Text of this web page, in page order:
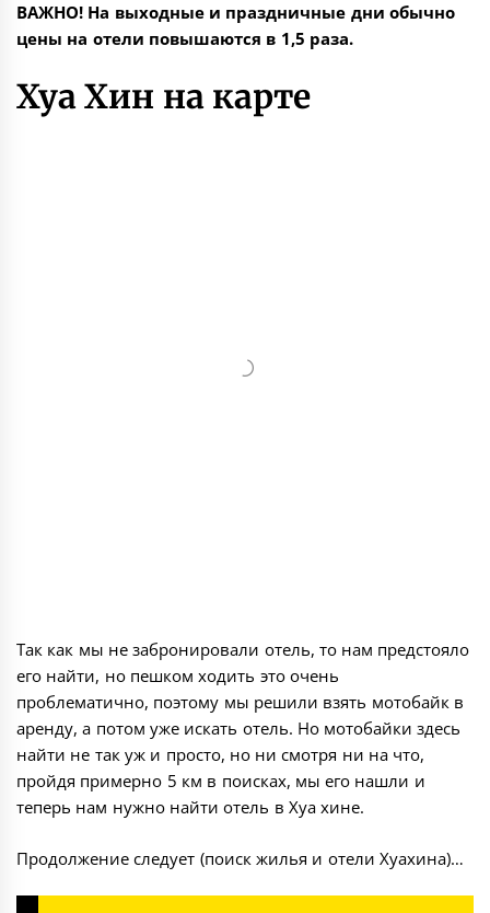
ВАЖНО! На выходные и праздничные дни обычно
цены на отели повышаются в 1,5 раза.
Хуа Хин на карте
Так как мы не забронировали отель, то нам предстояло
его найти, но пешком ходить это очень
проблематично, поэтому мы решили взять мотобайк в
аренду, а потом уже искать отель. Но мотобайки здесь
найти не так уж и просто, но ни смотря ни на что,
пройдя примерно 5 км в поисках, мы его нашли и
теперь нам нужно найти отель в Хуа хине.
Продолжение следует (поиск жилья и отели Хуахина)…